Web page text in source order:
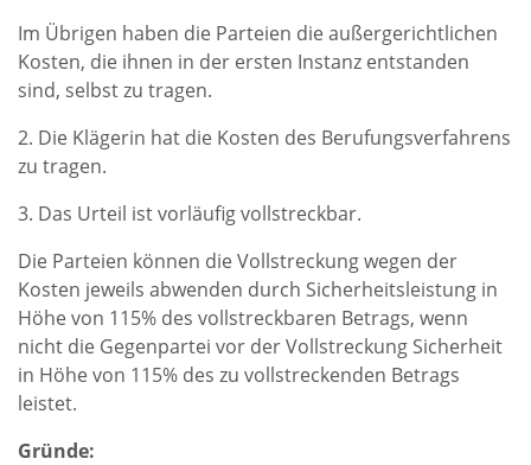
Im Übrigen haben die Parteien die außergerichtlichen
Kosten, die ihnen in der ersten Instanz entstanden
sind, selbst zu tragen.
2. Die Klägerin hat die Kosten des Berufungsverfahrens
zu tragen.
3. Das Urteil ist vorläufig vollstreckbar.
Die Parteien können die Vollstreckung wegen der
Kosten jeweils abwenden durch Sicherheitsleistung in
Höhe von 115% des vollstreckbaren Betrags, wenn
nicht die Gegenpartei vor der Vollstreckung Sicherheit
in Höhe von 115% des zu vollstreckenden Betrags
leistet.
Gründe: